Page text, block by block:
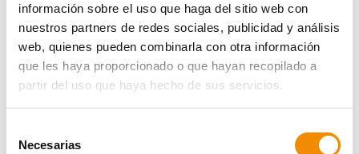
información sobre el uso que haga del sitio web con
nuestros partners de redes sociales, publicidad y análisis
web, quienes pueden combinarla con otra información
que les haya proporcionado o que hayan recopilado a
partir del uso que haya hecho de sus servicios.
Necesarias
Nacional Base Conjuntos Divina Pastora Seguros, se